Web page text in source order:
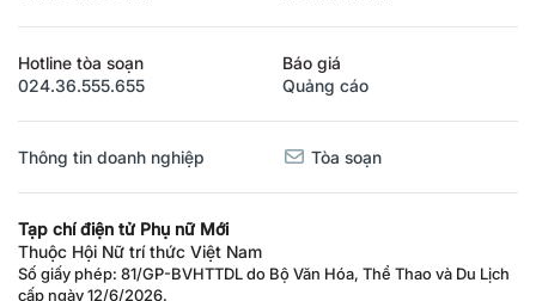
Hotline tòa soạn
024.36.555.655
Báo giá
Quảng cáo
Thông tin doanh nghiệp Tòa soạn
Tạp chí điện tử Phụ nữ Mới
Thuộc Hội Nữ trí thức Việt Nam
Số giấy phép: 81/GP-BVHTTDL do Bộ Văn Hóa, Thể Thao và Du Lịch
cấp ngày 12/6/2026.